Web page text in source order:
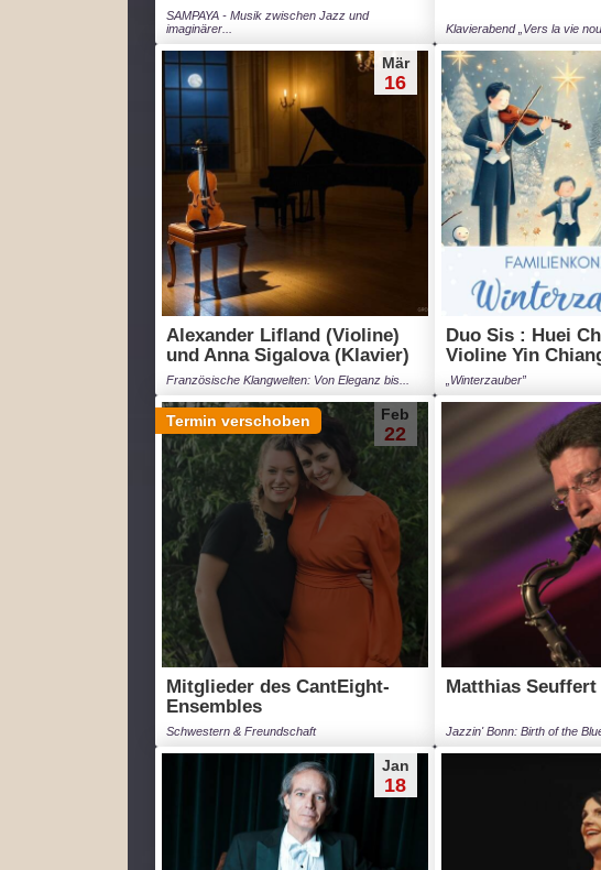
SAMPAYA - Musik zwischen Jazz und
imaginärer...
Klavierabend „Vers la vie
Mär
16
Alexander Lifland (Violine)
und Anna Sigalova (Klavier)
Französische Klangwelten: Von Eleganz bis...
Duo Sis : Huei
Violine Yin
„Winterzauber”
Feb
22
Termin verschoben
Mitglieder des CantEight-
Ensembles
Schwestern & Freundschaft
Matthias Seuffert
Jazzin' Bonn: Birth of the
Jan
18